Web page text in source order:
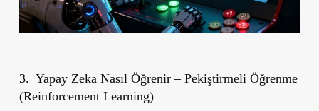
3. Yapay Zeka Nasıl Öğrenir – Pekiştirmeli Öğrenme
(Reinforcement Learning)